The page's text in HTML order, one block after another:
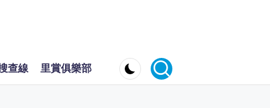
查線 里賞俱樂部